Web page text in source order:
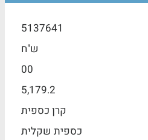
5137641
ש"ח
00
5,179.2
קרן כספית
כספית שקלית